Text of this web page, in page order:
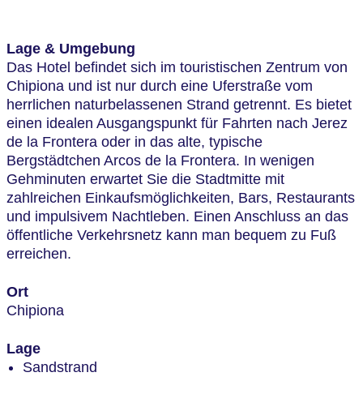
Lage & Umgebung
Das Hotel befindet sich im touristischen Zentrum von
Chipiona und ist nur durch eine Uferstraße vom
herrlichen naturbelassenen Strand getrennt. Es bietet
einen idealen Ausgangspunkt für Fahrten nach Jerez
de la Frontera oder in das alte, typische
Bergstädtchen Arcos de la Frontera. In wenigen
Gehminuten erwartet Sie die Stadtmitte mit
zahlreichen Einkaufsmöglichkeiten, Bars, Restaurants
und impulsivem Nachtleben. Einen Anschluss an das
öffentliche Verkehrsnetz kann man bequem zu Fuß
erreichen.
Ort
Chipiona
Lage
Sandstrand